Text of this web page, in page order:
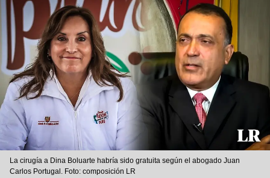
La cirugía a Dina Boluarte habría sido gratuita según el abogado Juan
Carlos Portugal. Foto: composición LR